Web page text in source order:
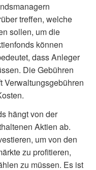
treffen, welche
sollen, um die
können
dass Anleger
Die Gebühren
Verwaltungsgebühren
hängt von der
Aktien ab.
um von den
zu profitieren,
zu müssen. Es ist